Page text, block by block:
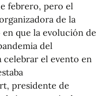
febrero, pero el
de la
que la evolución de
del
celebrar el evento en
presidente de